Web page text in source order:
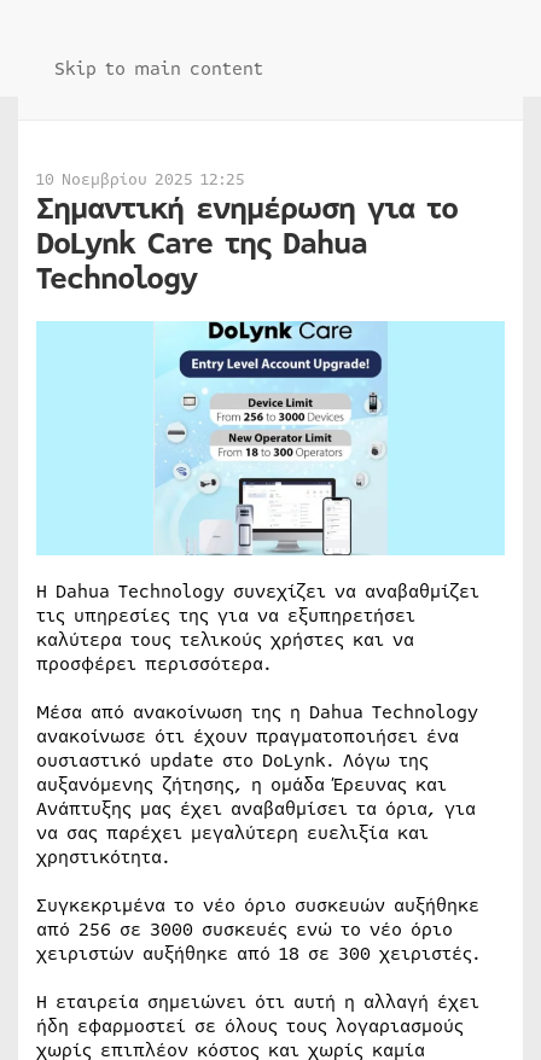
Skip to main content
10 Νοεμβρίου 2025 12:25
Σημαντική ενημέρωση για το
DoLynk Care της Dahua
Technology
Η Dahua Technology συνεχίζει να αναβαθμίζει
τις υπηρεσίες της για να εξυπηρετήσει
καλύτερα τους τελικούς χρήστες και να
προσφέρει περισσότερα.
Μέσα από ανακοίνωση της η Dahua Technology
ανακοίνωσε ότι έχουν πραγματοποιήσει ένα
ουσιαστικό update στο DoLynk. Λόγω της
αυξανόμενης ζήτησης, η ομάδα Έρευνας και
Ανάπτυξης μας έχει αναβαθμίσει τα όρια, για
να σας παρέχει μεγαλύτερη ευελιξία και
χρηστικότητα.
Συγκεκριμένα το νέο όριο συσκευών αυξήθηκε
από 256 σε 3000 συσκευές ενώ το νέο όριο
χειριστών αυξήθηκε από 18 σε 300 χειριστές.
Η εταιρεία σημειώνει ότι αυτή η αλλαγή έχει
ήδη εφαρμοστεί σε όλους τους λογαριασμούς
χωρίς επιπλέον κόστος και χωρίς καμία